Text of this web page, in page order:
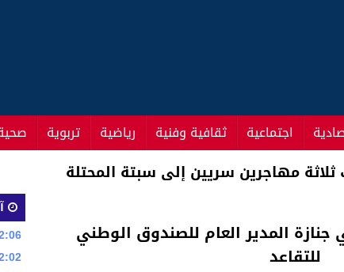
اجتماعية ثقافية وفنية رياضية تربوية
حكيم زياش مرشح للفوز بالجائزة في القارة
المدير العام للصندوق الوطني
للتقاعد